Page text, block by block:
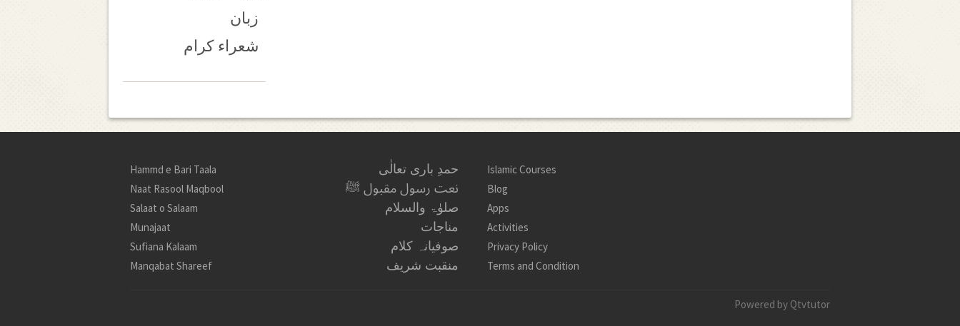
زبان
شعراء کرام
Hammd e Bari Taala
Naat Rasool Maqbool
Salaat o Salaam
Munajaat
Sufiana Kalaam
Manqabat Shareef
حمدِ باری تعالٰی
نعت رسول مقبول ﷺ
صلوٰۃ والسلام
مناجات
صوفیانہ کلام
منقبت شریف
Islamic Courses
Blog
Apps
Activities
Privacy Policy
Terms and Condition
Powered by Qtvtutor